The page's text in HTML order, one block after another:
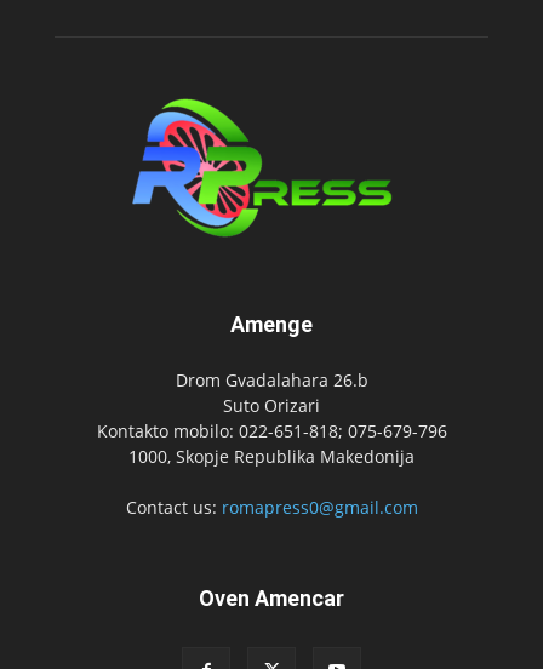
Amenge
Drom Gvadalahara 26.b
Suto Orizari
Kontakto mobilo: 022-651-818; 075-679-796
1000, Skopje Republika Makedonija
Contact us: romapress0@gmail.com
Oven Amencar